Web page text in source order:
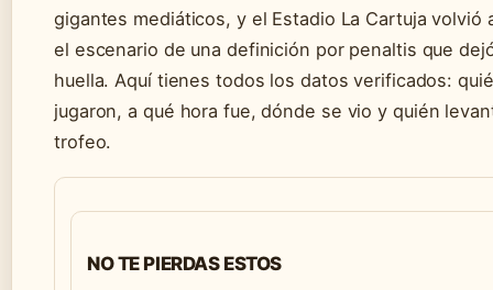
gigantes mediáticos, y el Estadio La Cartuja volvió
el escenario de una definición por penaltis que
huella. Aquí tienes todos los datos verificados:
jugaron, a qué hora fue, dónde se vio y quién
trofeo.
NO TE PIERDAS ESTOS